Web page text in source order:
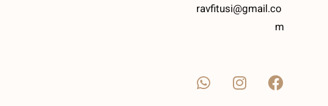
ravfitusi@gmail.co
m